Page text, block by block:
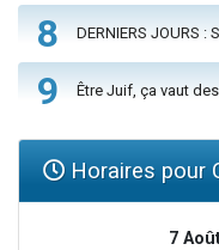
8 DERNIERS JOURS :
9 Être Juif, ça vaut
Horaires pour
7